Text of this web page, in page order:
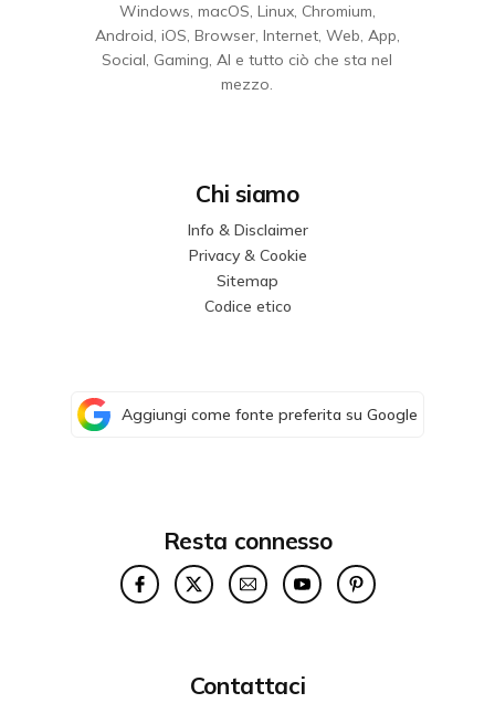
Windows, macOS, Linux, Chromium,
Android, iOS, Browser, Internet, Web, App,
Social, Gaming, AI e tutto ciò che sta nel
mezzo.
Chi siamo
Info & Disclaimer
Privacy & Cookie
Sitemap
Codice etico
Aggiungi come fonte preferita su Google
Resta connesso
Contattaci